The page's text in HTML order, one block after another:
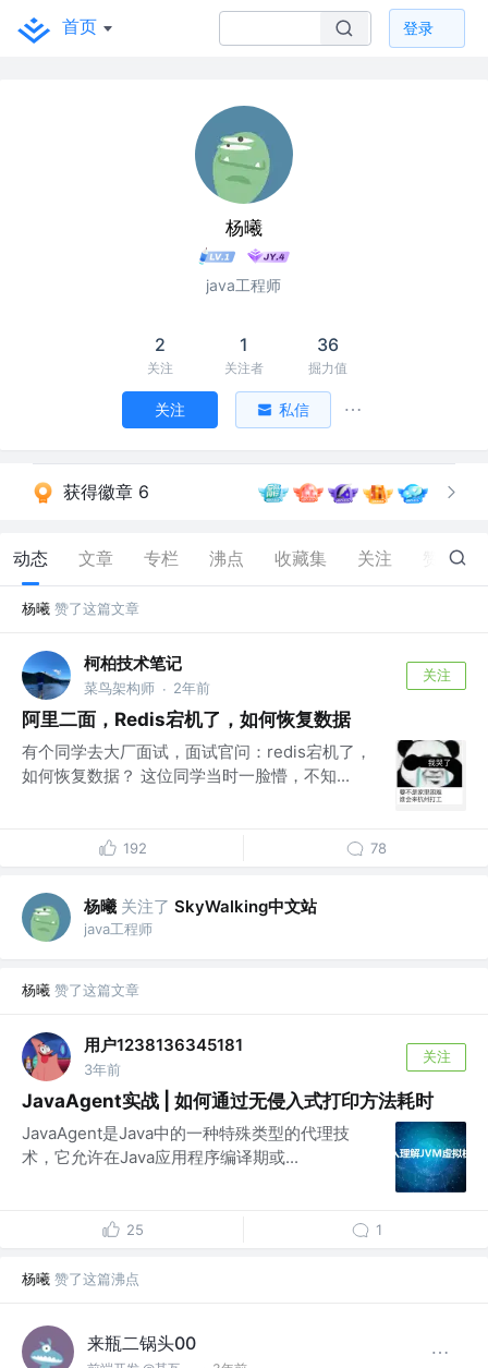
首页 登录
杨曦
java工程师
2
关注
1
关注者
36
掘力值
关注 私信
获得徽章 6
动态 文章 专栏 沸点 收藏集 关注 9
杨曦 赞了这篇文章
柯柏技术笔记
菜鸟架构师 · 2年前
关注
阿里二面，Redis宕机了，如何恢复数据
有个同学去大厂面试，面试官问：redis宕机了，
如何恢复数据？ 这位同学当时一脸懵，不知...
192 78
杨曦 关注了 SkyWalking中文站
java工程师
杨曦 赞了这篇文章
用户1238136345181
3年前
关注
JavaAgent实战 | 如何通过无侵入式打印方法耗时
JavaAgent是Java中的一种特殊类型的代理技
术，它允许在Java应用程序编译期或...
25 1
杨曦 赞了这篇沸点
来瓶二锅头00